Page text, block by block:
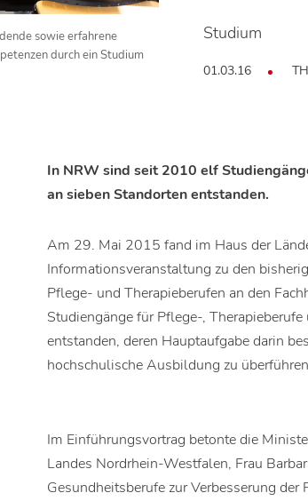
Studium
01.03.16 TH
sowie erfahrene
durch ein Studium
In NRW sind seit 2010 elf
an sieben Standorten entstanden.
Am 29. Mai 2015 fand im Haus der
Informationsveranstaltung zu den
Pflege- und Therapieberufen an den
Studiengänge für Pflege-,
entstanden, deren Hauptaufgabe darin
hochschulische Ausbildung zu
Im Einführungsvortrag betonte die
Landes Nordrhein-Westfalen, Frau
Gesundheitsberufe zur Verbesserung